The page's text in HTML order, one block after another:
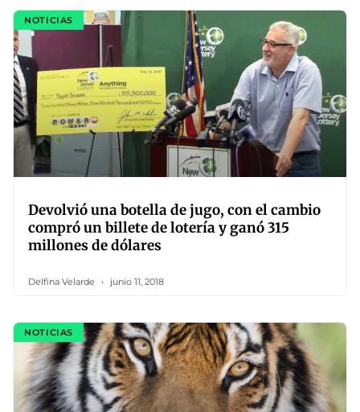
NOTICIAS
Devolvió una botella de jugo, con el cambio
compró un billete de lotería y ganó 315
millones de dólares
Delfina Velarde junio 11, 2018
NOTICIAS